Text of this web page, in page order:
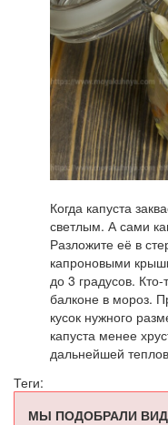
Когда капуста
светлым. А сами
Разложите её в
капроновыми
до 3 градусов.
балконе в мороз.
кусок нужного
капуста менее
дальнейшей
Теги:
МЫ ПОДОБРАЛИ